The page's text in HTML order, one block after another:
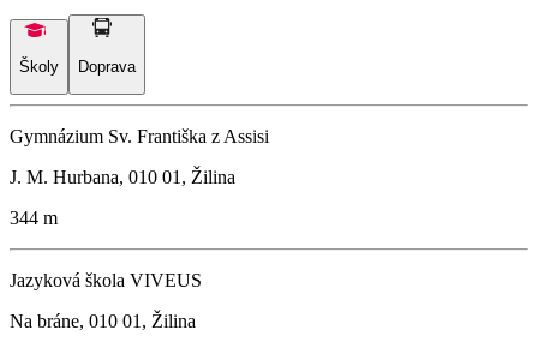
Školy Doprava
Gymnázium Sv. Františka z Assisi
J. M. Hurbana, 010 01, Žilina
344 m
Jazyková škola VIVEUS
Na bráne, 010 01, Žilina